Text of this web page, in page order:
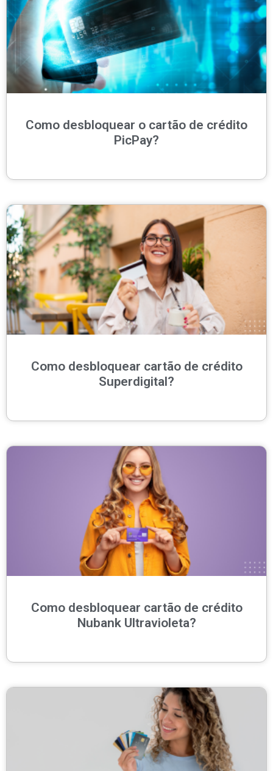
Como desbloquear o cartão de crédito
PicPay?
Como desbloquear cartão de crédito
Superdigital?
Como desbloquear cartão de crédito
Nubank Ultravioleta?